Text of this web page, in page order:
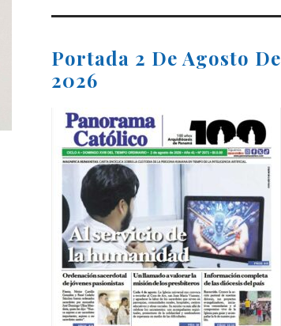
Portada 2 De Agosto De
2026